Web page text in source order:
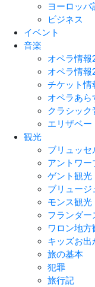
ヨーロッパ
ビジネス
イベント
音楽
オペラ情報
オペラ情報
チケット情
オペラあら
クラシック
エリザベ
観光
ブリュッセ
アントワー
ゲント観光
ブリュージ
モンス観光
フランダー
ワロン地方
キッズお出
旅の基本
犯罪
旅行記